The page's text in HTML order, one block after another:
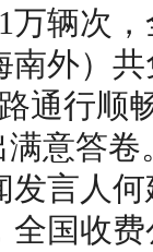
万辆次
南外）
通行顺
满意答卷
言人何
全国收